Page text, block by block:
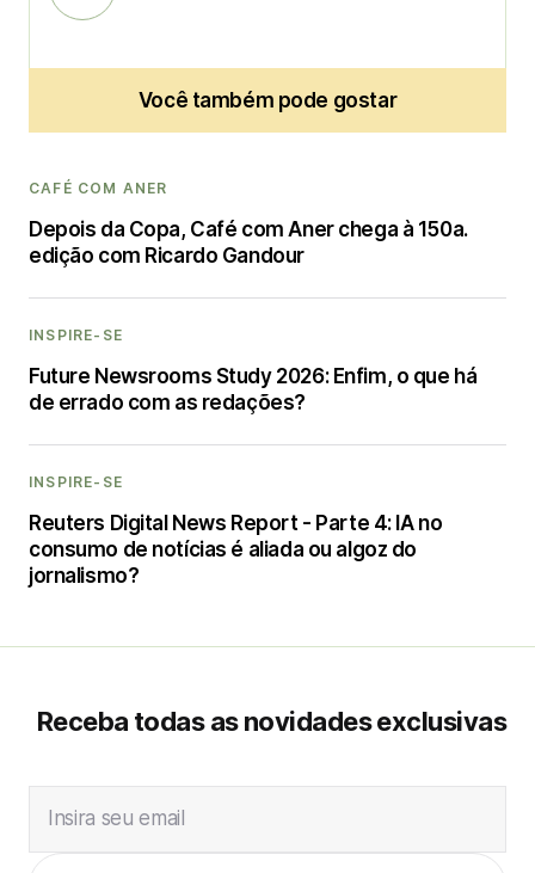
Você também pode gostar
CAFÉ COM ANER
Depois da Copa, Café com Aner chega à 150a.
edição com Ricardo Gandour
INSPIRE-SE
Future Newsrooms Study 2026: Enfim, o que há
de errado com as redações?
INSPIRE-SE
Reuters Digital News Report - Parte 4: IA no
consumo de notícias é aliada ou algoz do
jornalismo?
Receba todas as novidades exclusivas
Insira seu email